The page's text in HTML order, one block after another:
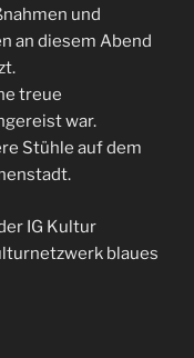
und
an diesem Abend
treue
war.
Stühle auf dem
IG Kultur
blaues